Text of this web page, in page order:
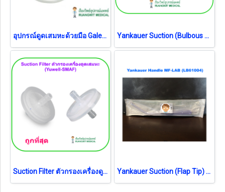
อุปกรณ์ดูดเสมหะด้วยมือ Galemed (AW0014) Yankauer Suction (Bulbous Tip) Cardinal Health
Suction Filter ตัวกรองเครื่องดูดเสมหะ (Yuwell-SMAF) Yankauer Suction (Flap Tip) MF-LAB (LB61004) อุปกรณ์หัวสำหรับดูดสารคัดหลั่ง